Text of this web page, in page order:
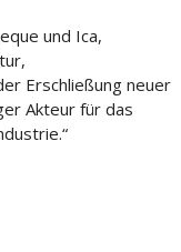
und Ica,
Erschließung neuer
Akteur für das